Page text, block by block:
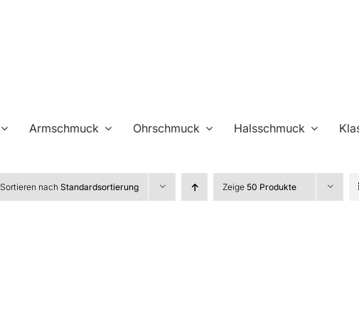
Armschmuck Ohrschmuck Halsschmuck
Sortieren nach Standardsortierung Zeige 50 Produkte